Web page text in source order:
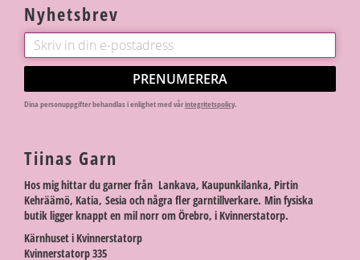
Nyhetsbrev
PRENUMERERA
Dina personuppgifter behandlas i enlighet med vårintegritetspolicy.
Tiinas Garn
Hos mig hittar du garner från Lankava, Kaupunkilanka, Pirtin
Kehräämö, Katia, Sesia och några fler garntillverkare. Min fysiska
butik ligger knappt en mil norr om Örebro, i Kvinnerstatorp.
Kärnhuset i Kvinnerstatorp
Kvinnerstatorp 335